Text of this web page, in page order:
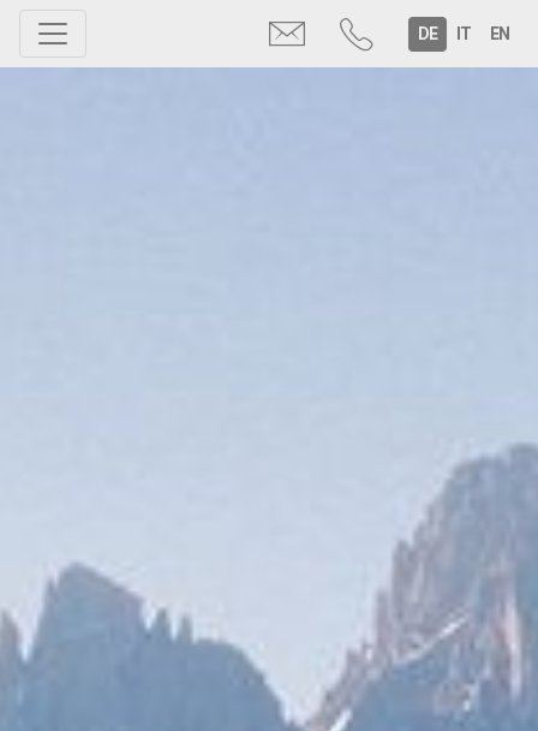
Toggle navigation DE IT EN